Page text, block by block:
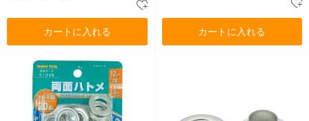
カートに入れる カートに入れる